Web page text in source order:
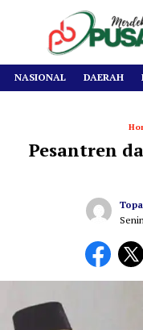
NASIONAL DAERAH
Pesantren